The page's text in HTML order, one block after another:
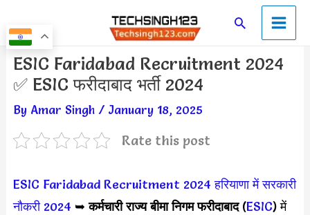
to
content
SearchMain
Menu
ESIC Faridabad Recruitment 2024
✅ ESIC फरीदाबाद भर्ती 2024
By Amar Singh / January 18, 2025
Rate this post
ESIC Faridabad Recruitment 2024 हरियाणा में सरकारी
नौकरी 2024 ➥कर्मचारी राज्य बीमा निगम फरीदाबाद(ESIC) में
Post
navigation